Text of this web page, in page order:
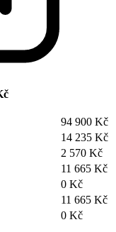
94 900 Kč
14 235 Kč
2 570 Kč
11 665 Kč
0 Kč
11 665 Kč
0 Kč